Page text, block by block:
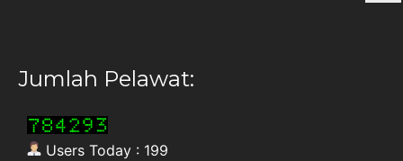
Jumlah Pelawat:
Users Today : 199